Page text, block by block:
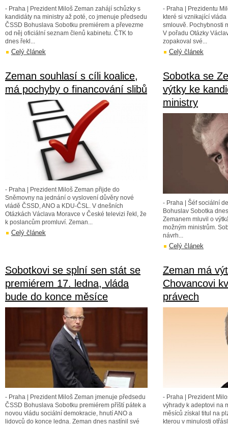
- Praha | Prezident Miloš Zeman zahájí schůzky s
kandidáty na ministry až poté, co jmenuje předsedu
ČSSD Bohuslava Sobotku premiérem a převezme
od něj oficiální seznam členů kabinetu. ČTK to
dnes řekl...
Celý článek
- Praha | Prezidentu
které si vznikající
smlouvě. Pochybnosti
V pořadu Otázky
zopakoval své...
Celý článek
Zeman souhlasí s cíli koalice,
má pochyby o financování slibů
- Praha | Prezident Miloš Zeman přijde do
Sněmovny na jednání o vyslovení důvěry nové
vládě ČSSD, ANO a KDU-ČSL. V dnešních
Otázkách Václava Moravce v České televizi řekl, že
k poslancům promluví. Zeman...
Celý článek
Sobotka se
výtky ke
ministry
- Praha | Šéf sociální
Bohuslav Sobotka
Zemanem mluvil o
možným ministrům.
návrh...
Celý článek
Sobotkovi se splní sen stát se
premiérem 17. ledna, vláda
bude do konce měsíce
- Praha | Prezident Miloš Zeman jmenuje předsedu
ČSSD Bohuslava Sobotku premiérem příští pátek a
novou vládu sociální demokracie, hnutí ANO a
lidovců do konce ledna. Zeman dnes nastínil své
Zeman má
Chovancovi
právech
- Praha | Prezident
výhrady k adeptovi na
měsíců získal titul na
kterou v minulosti